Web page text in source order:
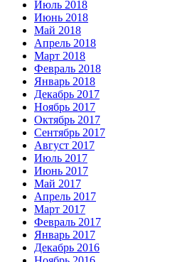
Июль 2018
Июнь 2018
Май 2018
Апрель 2018
Март 2018
Февраль 2018
Январь 2018
Декабрь 2017
Ноябрь 2017
Октябрь 2017
Сентябрь 2017
Август 2017
Июль 2017
Июнь 2017
Май 2017
Апрель 2017
Март 2017
Февраль 2017
Январь 2017
Декабрь 2016